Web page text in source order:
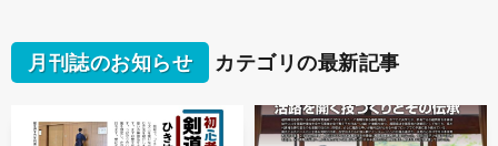
月刊誌のお知らせ カテゴリの最新記事